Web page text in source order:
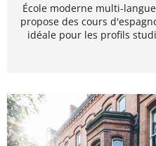
École moderne multi-
propose des cours
idéale pour les profils